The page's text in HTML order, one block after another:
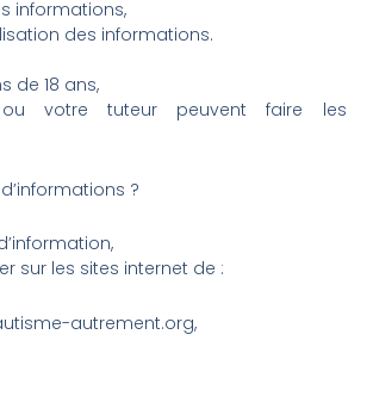
informations,
des informations.
de 18 ans,
votre tuteur peuvent faire les
?
sur les sites internet de :
autrement.org,